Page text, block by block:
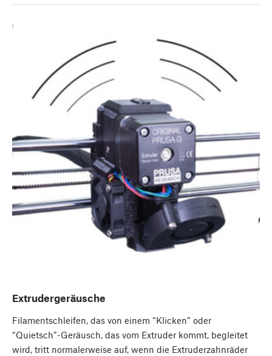
Extrudergeräusche
Filamentschleifen, das von einem “Klicken” oder
“Quietsch”-Geräusch, das vom Extruder kommt, begleitet
wird, tritt normalerweise auf, wenn die Extruderzahnräder